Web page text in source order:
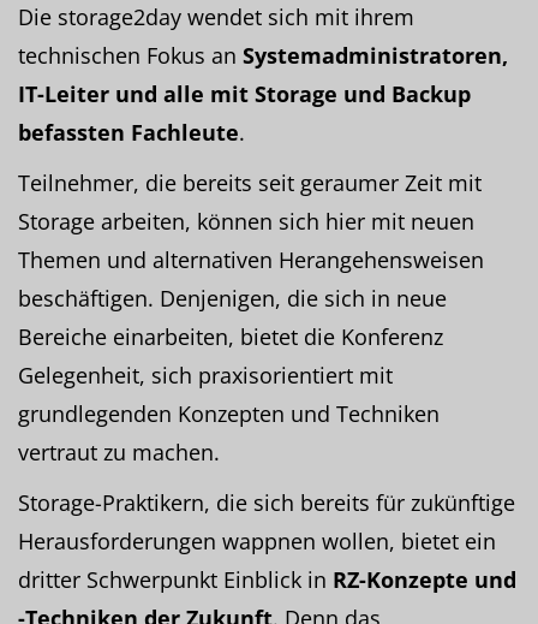
Die storage2day wendet sich mit ihrem
technischen Fokus an Systemadministratoren,
IT-Leiter und alle mit Storage und Backup
befassten Fachleute.
Teilnehmer, die bereits seit geraumer Zeit mit
Storage arbeiten, können sich hier mit neuen
Themen und alternativen Herangehensweisen
beschäftigen. Denjenigen, die sich in neue
Bereiche einarbeiten, bietet die Konferenz
Gelegenheit, sich praxisorientiert mit
grundlegenden Konzepten und Techniken
vertraut zu machen.
Storage-Praktikern, die sich bereits für zukünftige
Herausforderungen wappnen wollen, bietet ein
dritter Schwerpunkt Einblick in RZ-Konzepte und
-Techniken der Zukunft. Denn das